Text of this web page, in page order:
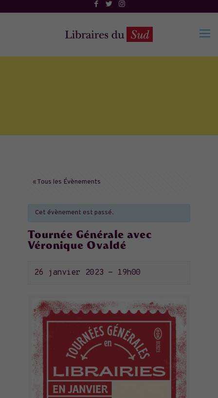
« Tous les Évènements
Cet évènement est passé.
Tournée Générale avec
Véronique Ovaldé
26 janvier 2023 - 19h00